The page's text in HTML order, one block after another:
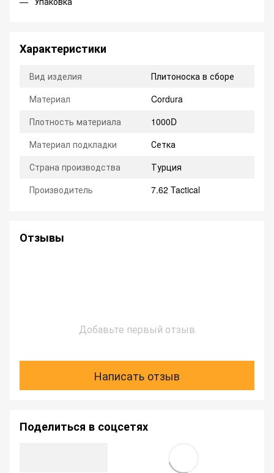
Характеристики
Вид изделия
Плитоноска в сборе
Материал
Cordura
Плотность материала
1000D
Материал подкладки
Сетка
Страна производства
Турция
Производитель
7.62 Tactical
Отзывы
Добавьте первый отзыв
Написать отзыв
Поделиться в соцсетях